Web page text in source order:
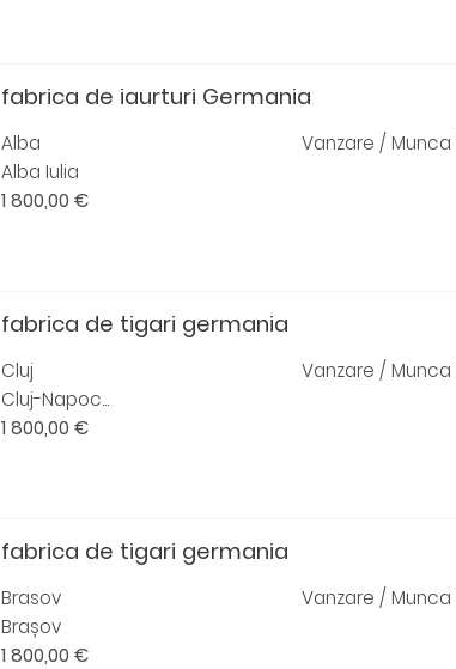
fabrica de iaurturi Germania
Alba
Alba Iulia
1 800,00 €
Vanzare / Munca
fabrica de tigari germania
Cluj
Cluj-Napoc...
1 800,00 €
Vanzare / Munca
fabrica de tigari germania
Brasov
Brașov
1 800,00 €
Vanzare / Munca